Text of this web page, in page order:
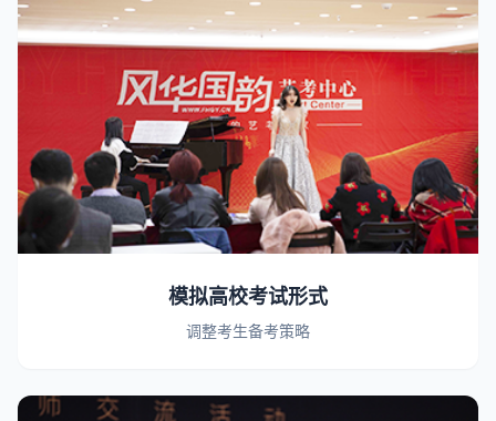
模拟高校考试形式
调整考生备考策略